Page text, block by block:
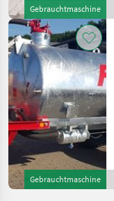
Gebrauchtmaschine
Gebrauchtmaschine